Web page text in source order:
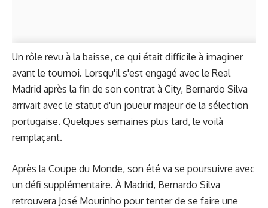
Un rôle revu à la baisse, ce qui était difficile à imaginer
avant le tournoi. Lorsqu'il s'est engagé avec le Real
Madrid après la fin de son contrat à City, Bernardo Silva
arrivait avec le statut d'un joueur majeur de la sélection
portugaise. Quelques semaines plus tard, le voilà
remplaçant.
Après la Coupe du Monde, son été va se poursuivre avec
un défi supplémentaire. À Madrid, Bernardo Silva
retrouvera José Mourinho pour tenter de se faire une